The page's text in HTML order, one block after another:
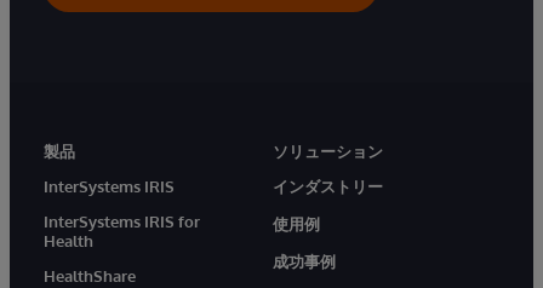
製品
InterSystems IRIS
InterSystems IRIS for
Health
HealthShare
ソリューション
インダストリー
使用例
成功事例